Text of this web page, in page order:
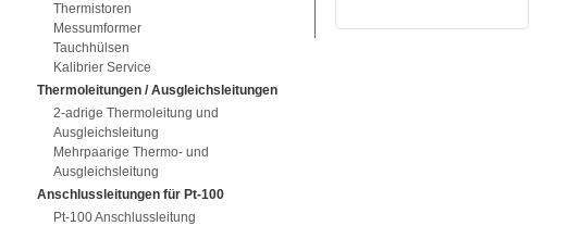
Thermistoren
Messumformer
Tauchhülsen
Kalibrier Service
Thermoleitungen / Ausgleichsleitungen
2-adrige Thermoleitung und
Ausgleichsleitung
Mehrpaarige Thermo- und
Ausgleichsleitung
Anschlussleitungen für Pt-100
Pt-100 Anschlussleitung